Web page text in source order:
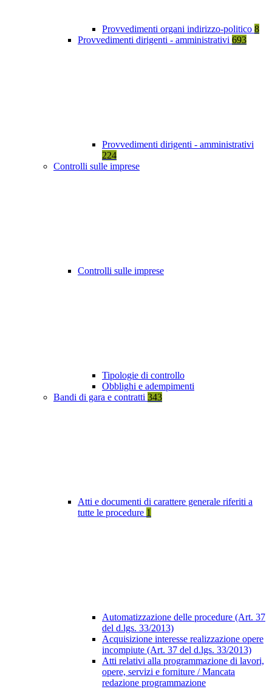
Provvedimenti organi indirizzo-politico 8
Provvedimenti dirigenti - amministrativi 693
Provvedimenti dirigenti - amministrativi
224
Controlli sulle imprese
Controlli sulle imprese
Tipologie di controllo
Obblighi e adempimenti
Bandi di gara e contratti 343
Atti e documenti di carattere generale riferiti a
tutte le procedure 1
Automatizzazione delle procedure (Art. 37
del d.lgs. 33/2013)
Acquisizione interesse realizzazione opere
incompiute (Art. 37 del d.lgs. 33/2013)
Atti relativi alla programmazione di lavori,
opere, servizi e forniture / Mancata
redazione programmazione